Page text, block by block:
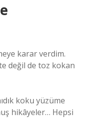
karar verdim.
değil de toz kokan
koku yüzüme
hikâyeler… Hepsi